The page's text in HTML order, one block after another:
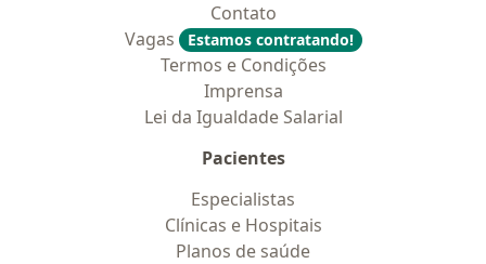
Contato
Vagas
Estamos contratando!
Termos e Condições
Imprensa
Lei da Igualdade Salarial
Pacientes
Especialistas
Clínicas e Hospitais
Planos de saúde